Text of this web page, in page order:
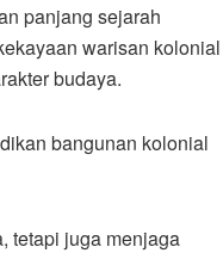
panjang sejarah
warisan kolonial
budaya.
bangunan kolonial
tetapi juga menjaga